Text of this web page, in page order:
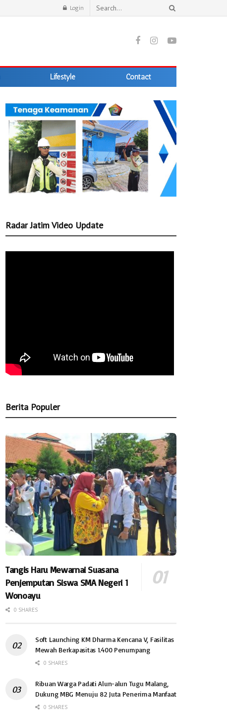
Login
Lifestyle Contact
Radar Jatim Video Update
Berita Populer
Tangis Haru Mewarnai Suasana
Penjemputan Siswa SMA Negeri 1
Wonoayu
0 SHARES
Soft Launching KM Dharma Kencana V, Fasilitas
Mewah Berkapasitas 1.400 Penumpang
0 SHARES
Ribuan Warga Padati Alun-alun Tugu Malang,
Dukung MBG Menuju 82 Juta Penerima Manfaat
0 SHARES